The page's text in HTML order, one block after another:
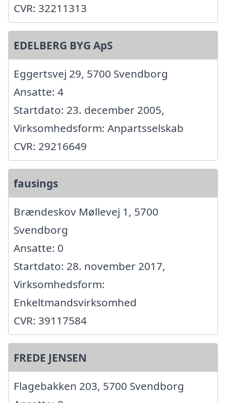
CVR: 32211313
EDELBERG BYG ApS
Eggertsvej 29, 5700 Svendborg
Ansatte: 4
Startdato: 23. december 2005,
Virksomhedsform: Anpartsselskab
CVR: 29216649
fausings
Brændeskov Møllevej 1, 5700
Svendborg
Ansatte: 0
Startdato: 28. november 2017,
Virksomhedsform:
Enkeltmandsvirksomhed
CVR: 39117584
FREDE JENSEN
Flagebakken 203, 5700 Svendborg